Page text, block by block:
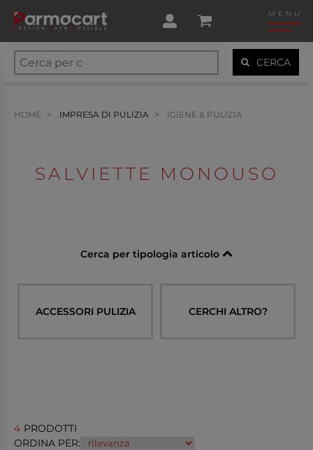
MENU
CERCA
HOME IMPRESA DI PULIZIA IGIENE & PULIZIA
SALVIETTE MONOUSO
Cerca per tipologia articolo
ACCESSORI PULIZIA CERCHI ALTRO?
4 PRODOTTI
ORDINA PER: